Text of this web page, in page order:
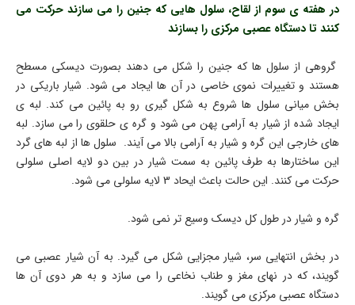
در هفته ی سوم از لقاح، سلول هایی که جنین را می سازند حرکت می
کنند تا دستگاه عصبی مرکزی را بسازند
گروهی از سلول ها که جنین را شکل می دهند بصورت دیسکی مسطح
هستند و تغییرات نموی خاصی در آن ها ایجاد می شود. شیار باریکی در
بخش میانی سلول ها شروع به شکل گیری رو به پائین می کند. لبه ی
ایجاد شده از شیار به آرامی پهن می شود و گره ی حلقوی را می سازد. لبه
های خارجی این گره و شیار به آرامی بالا می آیند. سلول ها از لبه های گرد
این ساختارها به طرف پائین به سمت شیار در بین دو لایه اصلی سلولی
حرکت می کنند. این حالت باعث ایحاد 3 لایه سلولی می شود.
گره و شیار در طول کل دیسک وسیع تر نمی شود.
در بخش انتهایی سر، شیار مجزایی شکل می گیرد. به آن شیار عصبی می
گویند، که در نهای مغز و طناب نخاعی را می سازد و به هر دوی آن ها
دستگاه عصبی مرکزی می گویند.